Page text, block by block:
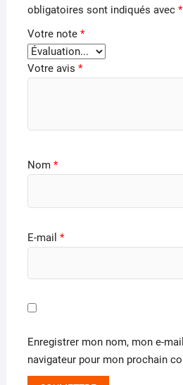
obligatoires sont indiqués avec *
Votre note *
Votre avis *
Nom *
E-mail *
Enregistrer mon nom, mon e-
navigateur pour mon prochain